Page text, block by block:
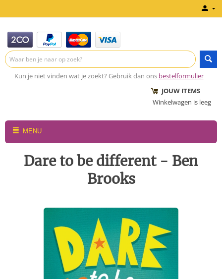
Kun je niet vinden wat je zoekt? Gebruik dan ons bestelformulier
JOUW ITEMS
Winkelwagen is leeg
MENU
Dare to be different - Ben
Brooks